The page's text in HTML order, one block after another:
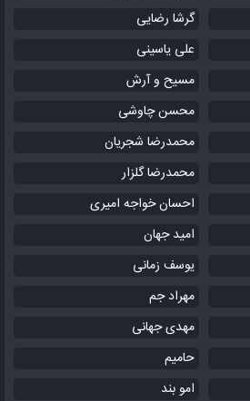
گرشا رضایی
علی یاسینی
مسیح و آرش
محسن چاوشی
محمدرضا شجریان
محمدرضا گلزار
احسان خواجه امیری
امید جهان
یوسف زمانی
مهراد جم
مهدی جهانی
حامیم
امو بند